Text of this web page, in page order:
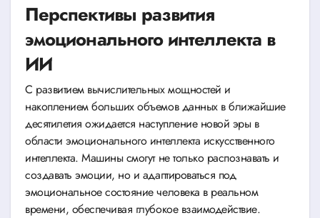
Перспективы развития
эмоционального интеллекта в
ИИ
С развитием вычислительных мощностей и
накоплением больших объемов данных в ближайшие
десятилетия ожидается наступление новой эры в
области эмоционального интеллекта искусственного
интеллекта. Машины смогут не только распознавать и
создавать эмоции, но и адаптироваться под
эмоциональное состояние человека в реальном
времени, обеспечивая глубокое взаимодействие.